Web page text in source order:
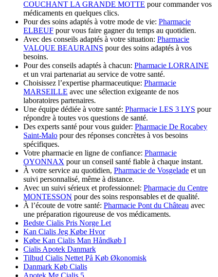
COUCHANT LA GRANDE MOTTE pour commander vos
médicaments en quelques clics.
Pour des soins adaptés à votre mode de vie: Pharmacie
ELBEUF pour vous faire gagner du temps au quotidien.
Avec des conseils adaptés à votre situation: Pharmacie
VALQUE BEAURAINS pour des soins adaptés à vos
besoins.
Pour des conseils adaptés à chacun: Pharmacie LORRAINE
et un vrai partenariat au service de votre santé.
Choisissez l’expertise pharmaceutique: Pharmacie
MARSEILLE avec une sélection exigeante de nos
laboratoires partenaires.
Une équipe dédiée à votre santé: Pharmacie LES 3 LYS pour
répondre à toutes vos questions de santé.
Des experts santé pour vous guider: Pharmacie De Rocabey
Saint-Malo pour des réponses concrètes à vos besoins
spécifiques.
Votre pharmacie en ligne de confiance: Pharmacie
OYONNAX pour un conseil santé fiable à chaque instant.
À votre service au quotidien, Pharmacie de Vosgelade et un
suivi personnalisé, même à distance.
Avec un suivi sérieux et professionnel: Pharmacie du Centre
MONTESSON pour des soins responsables et de qualité.
À l’écoute de votre santé: Pharmacie Pont du Château avec
une préparation rigoureuse de vos médicaments.
Bedste Cialis Pris Norge Let
Kan Cialis Jeg Købe Hvor
Købe Kan Cialis Man Håndkøb I
Cialis Apotek Danmark
Tilbud Cialis Nettet På Køb Økonomisk
Danmark Køb Cialis